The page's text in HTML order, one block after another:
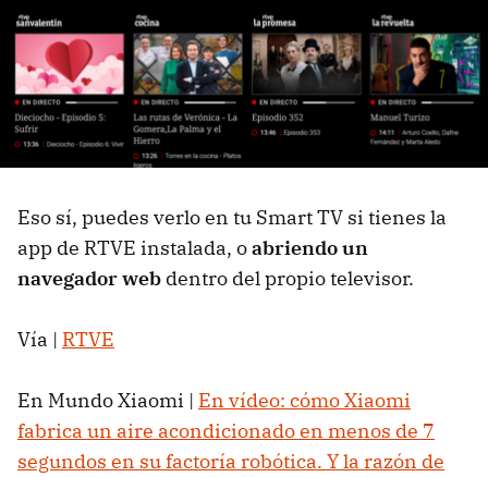
Eso sí, puedes verlo en tu Smart TV si tienes la
app de RTVE instalada, oabriendo un
navegador web dentro del propio televisor.
Vía | RTVE
En Mundo Xiaomi | En vídeo: cómo Xiaomi
fabrica un aire acondicionado en menos de 7
segundos en su factoría robótica. Y la razón de